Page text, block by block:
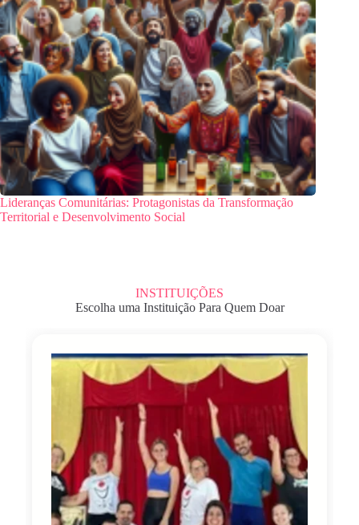
Lideranças Comunitárias: Protagonistas da Transformação
Territorial e Desenvolvimento Social
INSTITUIÇÕES
Escolha uma Instituição Para Quem Doar